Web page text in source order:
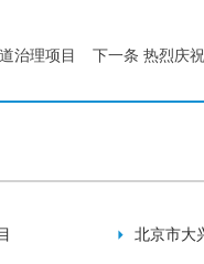
治理项目 下一条 热烈庆
北京市大